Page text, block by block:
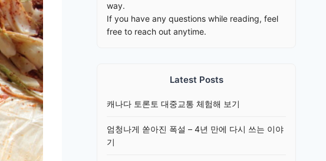
way.
If you have any questions while reading, feel
free to reach out anytime.
Latest Posts
캐나다 토론토 대중교통 체험해 보기
엄청나게 쏟아진 폭설 – 4년 만에 다시 쓰는 이야
기